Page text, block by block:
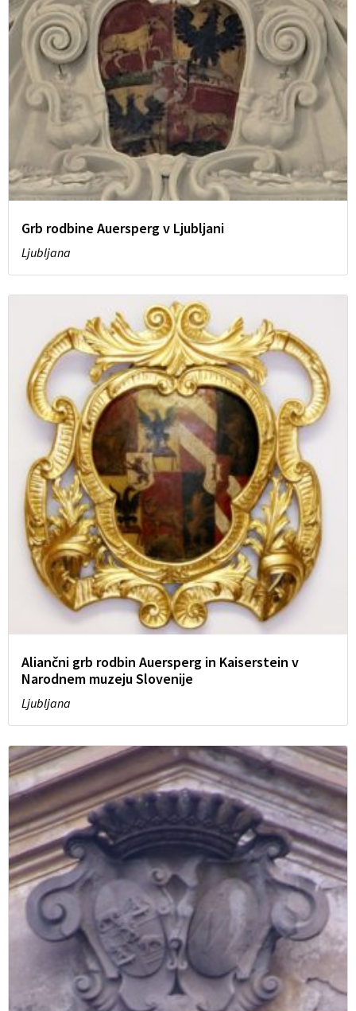
Grb rodbine Auersperg v Ljubljani
Ljubljana
Aliančni grb rodbin Auersperg in Kaiserstein v
Narodnem muzeju Slovenije
Ljubljana